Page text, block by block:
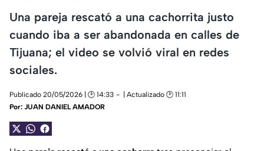
Una pareja rescató a una cachorrita justo
cuando iba a ser abandonada en calles de
Tijuana; el video se volvió viral en redes
sociales.
Publicado 20/05/2026 | 🕑 14:33
| Actualizado 🕑 11:11
Por: JUAN DANIEL AMADOR